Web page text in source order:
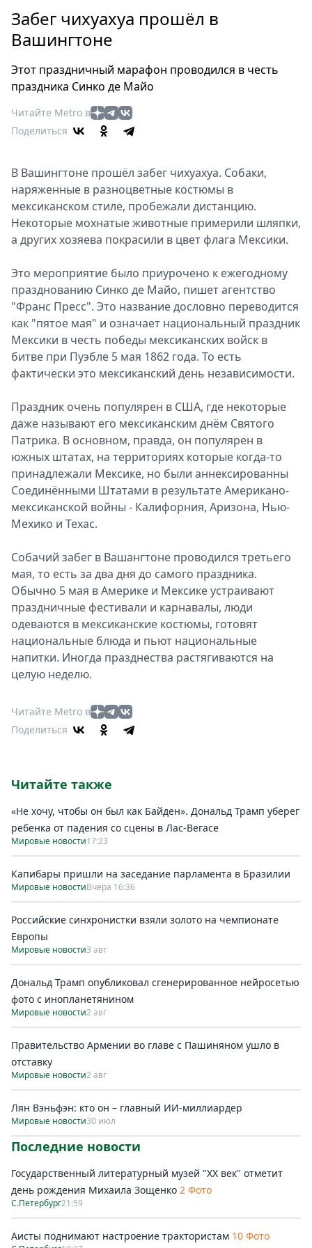
Россия
Мир
Еда
Туризм
Мода
Театр
Афиша
Книги
Выставки
Пресс-
О
Metro
Стримы
Спецпроекты
Звезды
Выборы
2026
Metro
Забег чихуахуа прошёл в
Вашингтоне
Этот праздничный марафон проводился в честь
праздника Синко де Майо
Читайте Metro в
Поделиться
В Вашингтоне прошёл забег чихуахуа. Собаки,
наряженные в разноцветные костюмы в
мексиканском стиле, пробежали дистанцию.
Некоторые мохнатые животные примерили шляпки,
а других хозяева покрасили в цвет флага Мексики.
Это мероприятие было приурочено к ежегодному
празднованию Синко де Майо, пишет агентство
"Франс Пресс". Это название дословно переводится
как "пятое мая" и означает национальный праздник
Мексики в честь победы мексиканских войск в
битве при Пуэбле 5 мая 1862 года. То есть
фактически это мексиканский день независимости.
Праздник очень популярен в США, где некоторые
даже называют его мексиканским днём Святого
Патрика. В основном, правда, он популярен в
южных штатах, на территориях которые когда-то
принадлежали Мексике, но были аннексированны
Соединёнными Штатами в результате Американо-
мексиканской войны - Калифорния, Аризона, Нью-
Мехико и Техас.
Собачий забег в Вашангтоне проводился третьего
мая, то есть за два дня до самого праздника.
Обычно 5 мая в Америке и Мексике устраивают
праздничные фестивали и карнавалы, люди
одеваются в мексиканские костюмы, готовят
национальные блюда и пьют национальные
напитки. Иногда празднества растягиваются на
целую неделю.
Читайте Metro в
Поделиться
Читайте также
«Не хочу, чтобы он был как Байден». Дональд Трамп уберег
ребенка от падения со сцены в Лас-Вегасе
Мировые новости17:23
Капибары пришли на заседание парламента в Бразилии
Мировые новостиВчера 16:36
Российские синхронистки взяли золото на чемпионате
Европы
Мировые новости3 авг
Дональд Трамп опубликовал сгенерированное нейросетью
фото с инопланетянином
Мировые новости2 авг
Правительство Армении во главе с Пашиняном ушло в
отставку
Мировые новости2 авг
Лян Вэньфэн: кто он – главный ИИ-миллиардер
Мировые новости30 июл
Последние новости
Государственный литературный музей "ХХ век" отметит
день рождения Михаила Зощенко 2 Фото
С.Петербург21:59
Аисты поднимают настроение трактористам 10 Фото